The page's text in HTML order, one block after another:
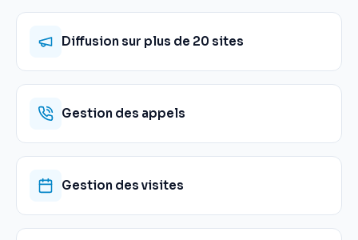
Diffusion sur plus de 20 sites
Gestion des appels
Gestion des visites